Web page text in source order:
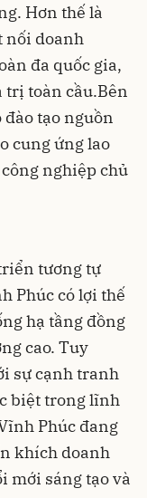
Hơn thế là
nối doanh
đa quốc gia,
trị toàn cầu.Bên
tạo nguồn
cung ứng lao
nghiệp chủ
tương tự
Phúc có lợi thế
hạ tầng đồng
cao. Tuy
sự cạnh tranh
biệt trong lĩnh
Phúc đang
khích doanh
mới sáng tạo và